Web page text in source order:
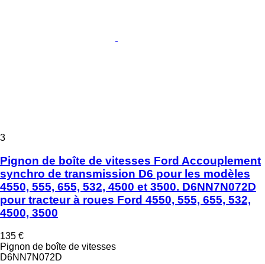
3
Pignon de boîte de vitesses Ford Accouplement
synchro de transmission D6 pour les modèles
4550, 555, 655, 532, 4500 et 3500. D6NN7N072D
pour tracteur à roues Ford 4550, 555, 655, 532,
4500, 3500
135 €
Pignon de boîte de vitesses
D6NN7N072D